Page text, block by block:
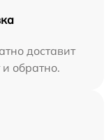
доставит
обратно.